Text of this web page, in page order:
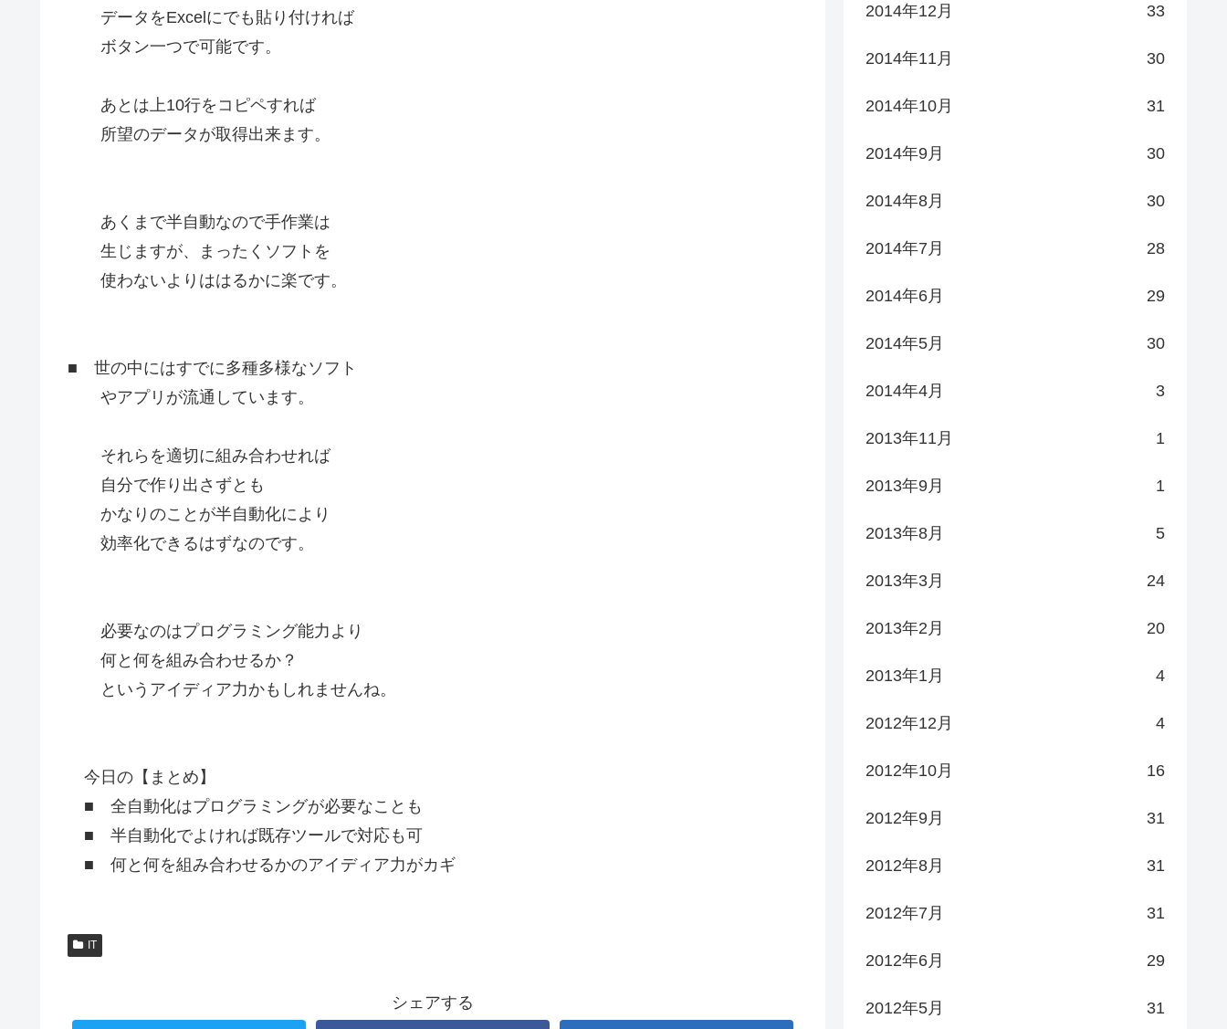
データをExcelにでも貼り付ければ
ボタン一つで可能です。
あとは上10行をコピペすれば
所望のデータが取得出来ます。
あくまで半自動なので手作業は
生じますが、まったくソフトを
使わないよりははるかに楽です。
■ 世の中にはすでに多種多様なソフト
やアプリが流通しています。
それらを適切に組み合わせれば
自分で作り出さずとも
かなりのことが半自動化により
効率化できるはずなのです。
必要なのはプログラミング能力より
何と何を組み合わせるか？
というアイディア力かもしれませんね。
今日の【まとめ】
■ 全自動化はプログラミングが必要なことも
■ 半自動化でよければ既存ツールで対応も可
■ 何と何を組み合わせるかのアイディア力がカギ
IT
シェアする
2014年12月 33
2014年11月 30
2014年10月 31
2014年9月 30
2014年8月 30
2014年7月 28
2014年6月 29
2014年5月 30
2014年4月 3
2013年11月 1
2013年9月 1
2013年8月 5
2013年3月 24
2013年2月 20
2013年1月 4
2012年12月 4
2012年10月 16
2012年9月 31
2012年8月 31
2012年7月 31
2012年6月 29
2012年5月 31